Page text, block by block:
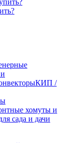
КИП /
хомуты и
сада и дачи